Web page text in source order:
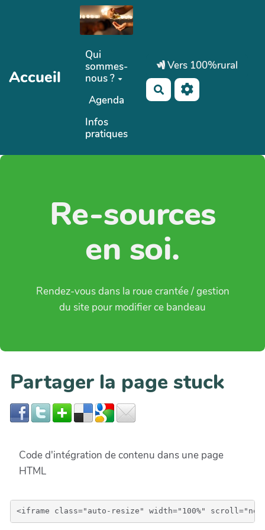
Aller au contenu principal
Accueil
Qui
sommes-
nous ?
Agenda
Infos
pratiques
Vers 100%rural
Rechercher
Re-sources
en soi.
Rendez-vous dans la roue crantée / gestion
du site pour modifier ce bandeau
Partager la page stuck
Code d'intégration de contenu dans une page
HTML